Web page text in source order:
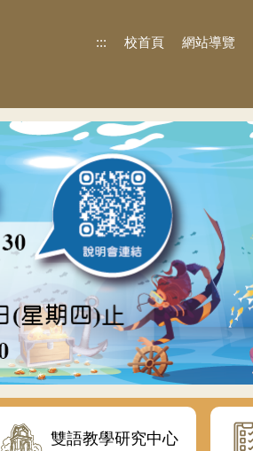
::: 校首頁 網站導覽
雙語教學研究中心